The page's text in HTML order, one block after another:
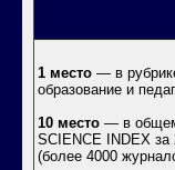
1 место — в
образование и
10 место — в
SCIENCE INDEX за
(более 4000